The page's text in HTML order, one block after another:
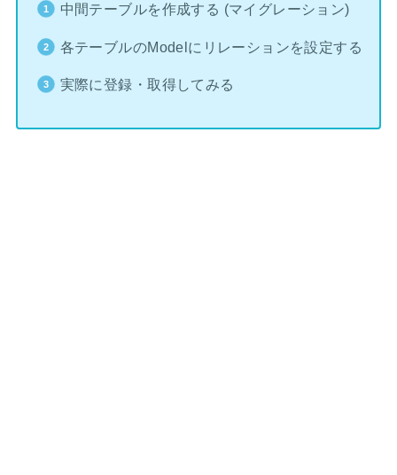
中間テーブルを作成する (マイグレーション)
各テーブルのModelにリレーションを設定する
実際に登録・取得してみる